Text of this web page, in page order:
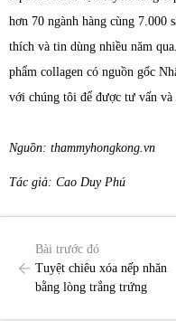
hơn 70 ngành hàng cùng 7.000
thích và tin dùng nhiều năm
phẩm collagen có nguồn gốc
với chúng tôi để được tư vấn và
Nguồn: thammyhongkong.vn
Tác giả: Cao Duy Phú
Bài trước đó
Tuyệt chiêu xóa nếp nhăn
bằng lòng trắng trứng